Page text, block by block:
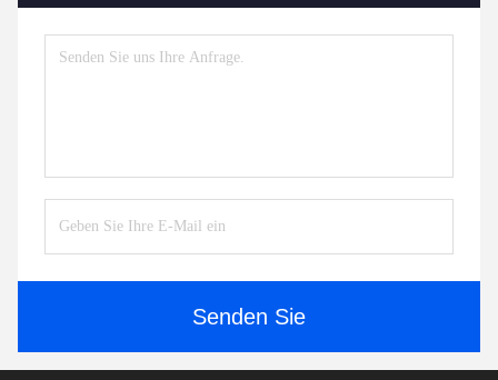
Senden Sie